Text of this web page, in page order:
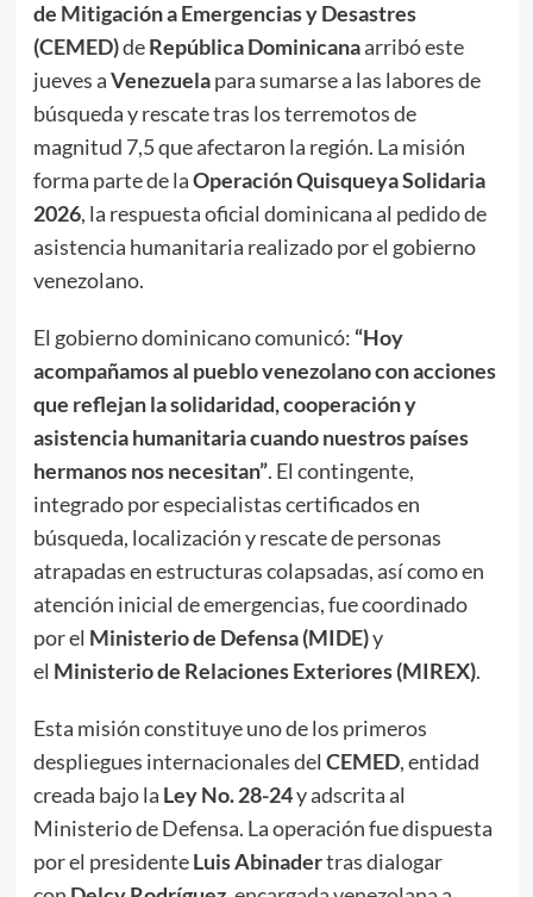
de Mitigación a Emergencias y Desastres
(CEMED)deRepública Dominicanaarribó este
jueves aVenezuelapara sumarse a las labores de
búsqueda y rescate tras los terremotos de
magnitud 7,5 que afectaron la región. La misión
forma parte de laOperación Quisqueya Solidaria
2026, la respuesta oficial dominicana al pedido de
asistencia humanitaria realizado por el gobierno
venezolano.
El gobierno dominicano comunicó: “Hoy
acompañamos al pueblo venezolano con acciones
que reflejan la solidaridad, cooperación y
asistencia humanitaria cuando nuestros países
hermanos nos necesitan”. El contingente,
integrado por especialistas certificados en
búsqueda, localización y rescate de personas
atrapadas en estructuras colapsadas, así como en
atención inicial de emergencias, fue coordinado
por el Ministerio de Defensa (MIDE)y
el Ministerio de Relaciones Exteriores (MIREX).
Esta misión constituye uno de los primeros
despliegues internacionales del CEMED, entidad
creada bajo la Ley No. 28-24y adscrita al
Ministerio de Defensa. La operación fue dispuesta
por el presidenteLuis Abinadertras dialogar